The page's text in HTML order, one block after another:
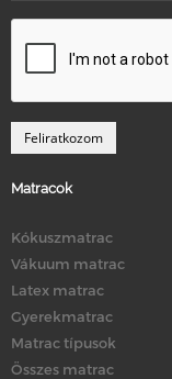
Matracok
Kókuszmatrac
Vákuum matrac
Latex matrac
Gyerekmatrac
Matrac típusok
Összes matrac